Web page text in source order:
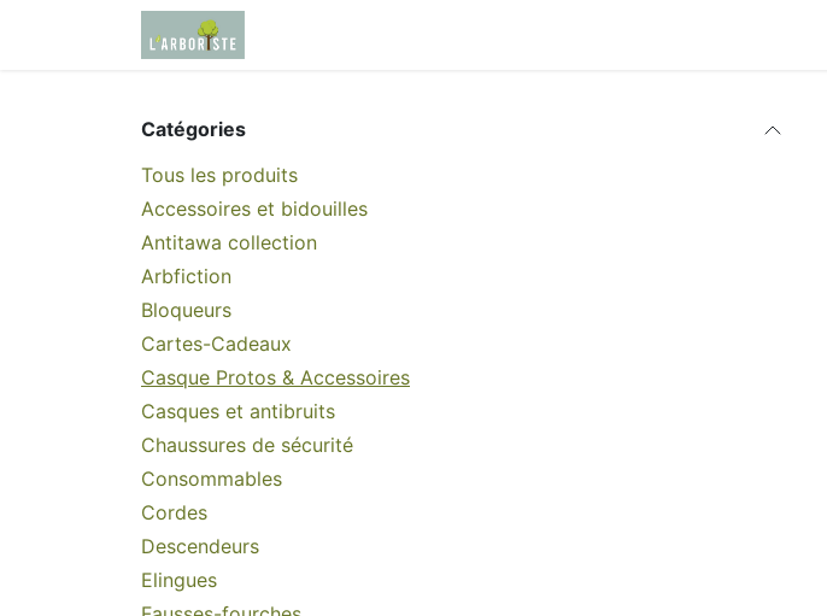
Se rendre au contenu
Catégories
Tous les produits
Accessoires et bidouilles
Antitawa collection
Arbfiction
Bloqueurs
Cartes-Cadeaux
Casque Protos & Accessoires
Casques et antibruits
Chaussures de sécurité
Consommables
Cordes
Descendeurs
Elingues